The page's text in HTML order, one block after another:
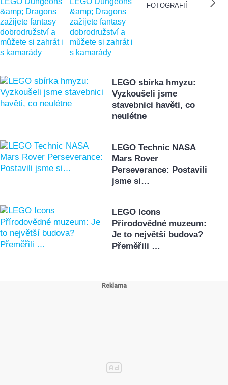
FOTOGRAFIÍ
LEGO sbírka hmyzu:
Vyzkoušeli jsme
stavebnici havěti, co
neulétne
LEGO Technic NASA
Mars Rover
Perseverance: Postavili
jsme si…
LEGO Icons
Přírodovědné muzeum:
Je to největší budova?
Přeměřili …